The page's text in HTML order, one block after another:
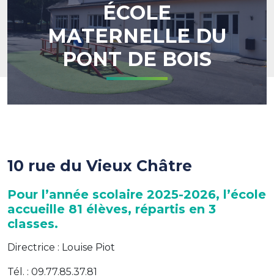
ÉCOLE
MATERNELLE DU
PONT DE BOIS
10 rue du Vieux Châtre
Pour l’année scolaire 2025-2026, l’école
accueille 81 élèves, répartis en 3
classes.
Directrice : Louise Piot
Tél. : 09.77.85.37.81